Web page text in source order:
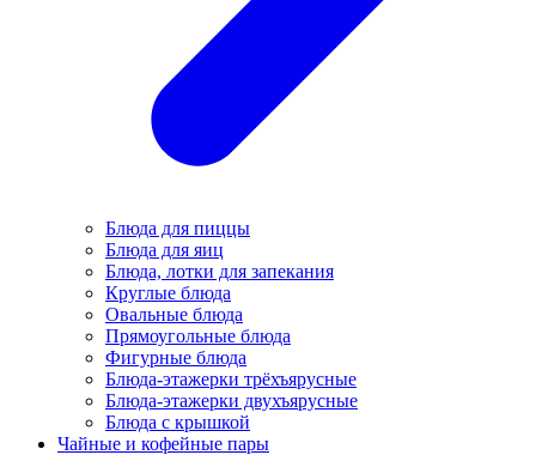
Блюда для пиццы
Блюда для яиц
Блюда, лотки для запекания
Круглые блюда
Овальные блюда
Прямоугольные блюда
Фигурные блюда
Блюда-этажерки трёхъярусные
Блюда-этажерки двухъярусные
Блюда с крышкой
Чайные и кофейные пары